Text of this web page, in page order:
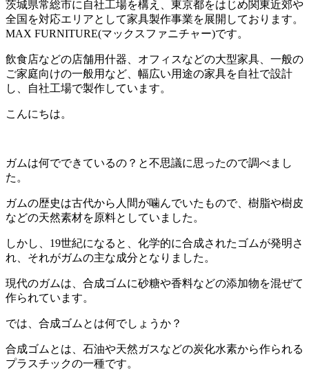
茨城県常総市に自社工場を構え、東京都をはじめ関東近郊や
全国を対応エリアとして家具製作事業を展開しております。
MAX FURNITURE(マックスファニチャー)です。
飲食店などの店舗用什器、オフィスなどの大型家具、一般の
ご家庭向けの一般用など、幅広い用途の家具を自社で設計
し、自社工場で製作しています。
こんにちは。
ガムは何でできているの？と不思議に思ったので調べまし
た。
ガムの歴史は古代から人間が噛んでいたもので、樹脂や樹皮
などの天然素材を原料としていました。
しかし、19世紀になると、化学的に合成されたゴムが発明さ
れ、それがガムの主な成分となりました。
現代のガムは、合成ゴムに砂糖や香料などの添加物を混ぜて
作られています。
では、合成ゴムとは何でしょうか？
合成ゴムとは、石油や天然ガスなどの炭化水素から作られる
プラスチックの一種です。